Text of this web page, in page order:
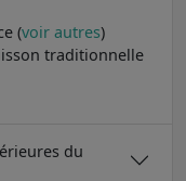
(voir autres)
traditionnelle
du